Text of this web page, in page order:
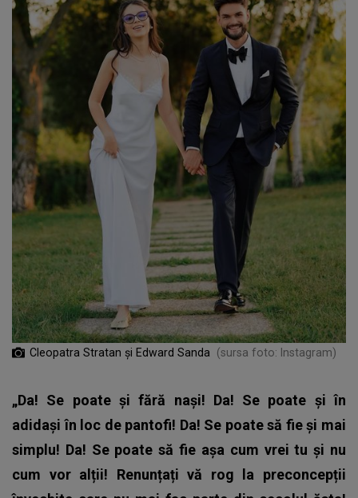
Cleopatra Stratan și Edward Sanda (sursa foto: Instagram)
„Da! Se poate și fără nași! Da! Se poate și în
adidași în loc de pantofi! Da! Se poate să fie și mai
simplu! Da! Se poate să fie așa cum vrei tu și nu
cum vor alții! Renunțați vă rog la preconcepții